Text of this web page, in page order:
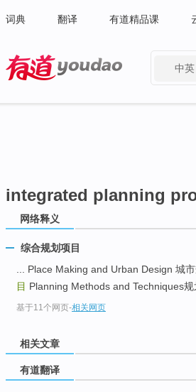
词典 翻译 有道精品课
中英
integrated planning
网络释义
综合规划项目
... Place Making and Urban Design 城
目 Planning Methods and Techniques规
基于11个网页-相关网页
相关文章
有道翻译